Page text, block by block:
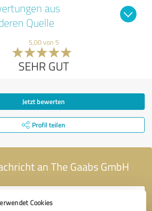
Cookies
aus
Quelle
5,00 von 5
SEHR GUT
Jetzt bewerten
Profil teilen
an The Gaabs GmbH